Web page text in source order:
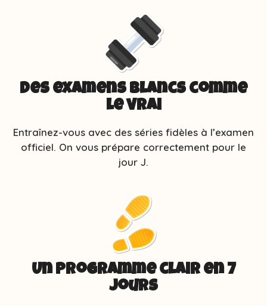
Des examens blancs comme
le vrai
Entraînez-vous avec des séries fidèles à l’examen
officiel. On vous prépare correctement pour le
jour J.
Un programme clair en 7
jours